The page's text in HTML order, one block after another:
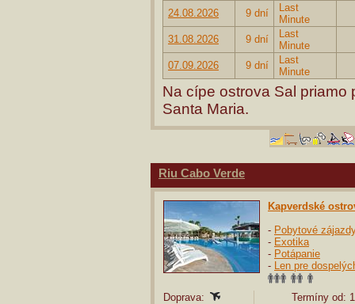
24.08.2026
9 dní
Last
Minute
31.08.2026
9 dní
Last
Minute
07.09.2026
9 dní
Last
Minute
Na cípe ostrova Sal priamo
Santa Maria.
Riu Cabo Verde
Kapverdské
- Pobytové
- Exotika
- Potápanie
- Len pre
Doprava:
Termíny od: